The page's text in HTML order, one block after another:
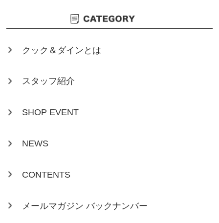
クック＆ダインとは
スタッフ紹介
SHOP EVENT
NEWS
CONTENTS
メールマガジン バックナンバー